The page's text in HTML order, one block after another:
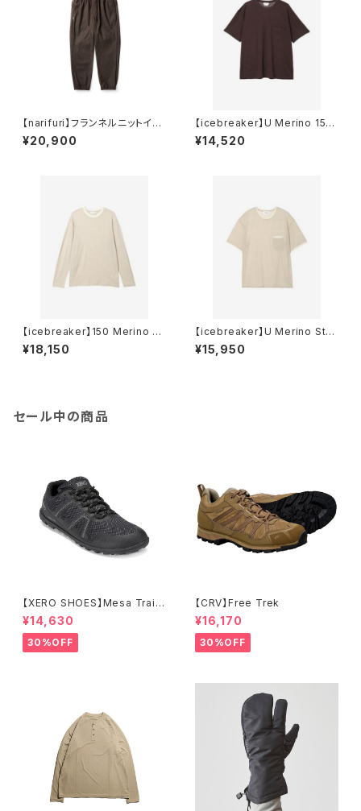
【narifuri】フランネルニットイー
ジージョガーズ
¥20,900
【icebreaker】U Merino 150
SS Pocket Tee
¥14,520
【icebreaker】150 Merino St
ripe LS Tee
¥18,150
【icebreaker】U Merino Stri
pe 150 SS Tee
¥15,950
セール中の商品
【XERO SHOES】Mesa Trail
WP (ブラック)
¥14,630
30%OFF
【CRV】Free Trek
¥16,170
30%OFF